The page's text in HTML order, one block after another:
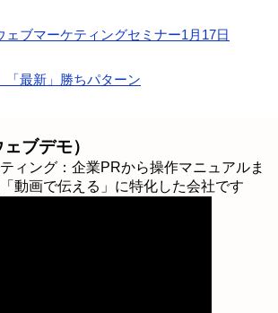
ェブマーケティングセミナー1月17日
最新」勝ちパターン
ブデモ）
ィング：企業PRから操作マニュアルま
動画で伝える」に特化した会社です